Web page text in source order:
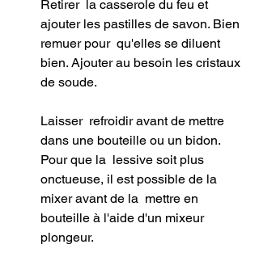
Retirer  la casserole du feu et
ajouter les pastilles de savon. Bien
remuer pour  qu'elles se diluent
bien. Ajouter au besoin les cristaux
de soude.
Laisser  refroidir avant de mettre
dans une bouteille ou un bidon.
Pour que la  lessive soit plus
onctueuse, il est possible de la
mixer avant de la  mettre en
bouteille à l'aide d'un mixeur
plongeur.